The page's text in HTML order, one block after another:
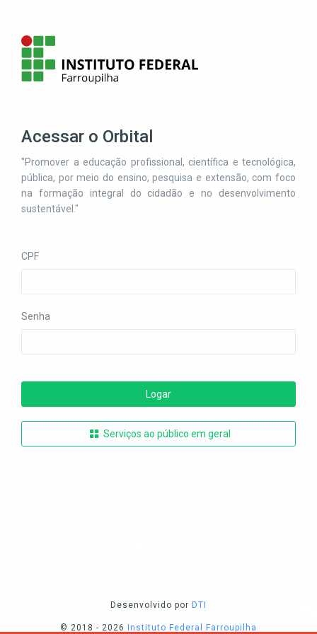
INSTITUTO FEDERAL
FARROUPILHA
"Promover a educação profissional, científica e
tecnológica, pública, por meio do ensino,
pesquisa e extensão, com foco na formação
sustentável."
Acessar o Orbital
"Promover a educação profissional, científica e tecnológica,
pública, por meio do ensino, pesquisa e extensão, com foco
na formação integral do cidadão e no desenvolvimento
sustentável."
CPF
Senha
Logar
Serviços ao público em geral
Desenvolvido por DTI
© 2018 - 2026 Instituto Federal Farroupilha